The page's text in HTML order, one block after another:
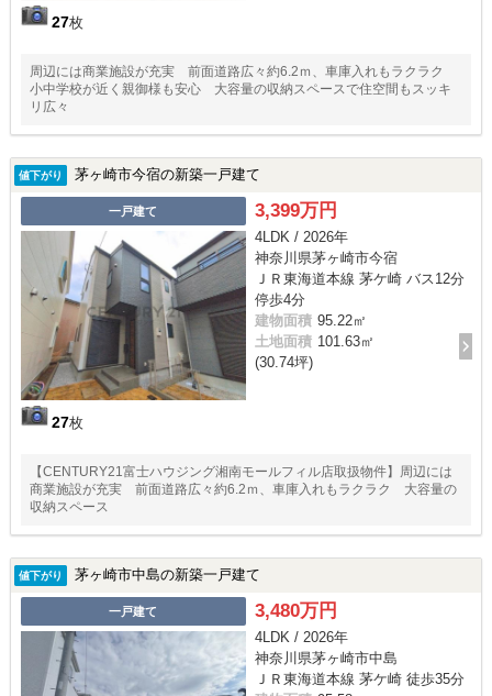
27枚
周辺には商業施設が充実 前面道路広々約6.2ｍ、車庫入れもラクラク
小中学校が近く親御様も安心 大容量の収納スペースで住空間もスッキ
リ広々
値下がり 茅ヶ崎市今宿の新築一戸建て
一戸建て
27枚
3,399万円
4LDK / 2026年
神奈川県茅ヶ崎市今宿
ＪＲ東海道本線 茅ケ崎 バス12分
停歩4分
建物面積 95.22㎡
土地面積 101.63㎡
(30.74坪)
【CENTURY21富士ハウジング湘南モールフィル店取扱物件】周辺には
商業施設が充実 前面道路広々約6.2ｍ、車庫入れもラクラク 大容量の
収納スペース
値下がり 茅ヶ崎市中島の新築一戸建て
一戸建て 3,480万円
4LDK / 2026年
神奈川県茅ヶ崎市中島
ＪＲ東海道本線 茅ケ崎 徒歩35分